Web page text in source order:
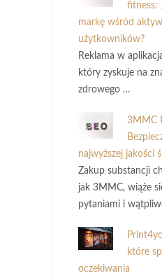
fitness:
markę wśród
użytkowników?
Reklama w
który zyskuje na
zdrowego …
3MMC
najwyższej jakości
Zakup substancji
jak 3MMC, wiąże
pytaniami i
które
oczekiwania